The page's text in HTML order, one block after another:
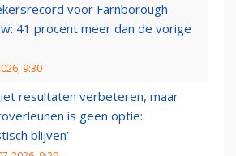
voor Farnborough
41 procent meer dan de vorige
9:30
resultaten verbeteren, maar
is geen optie:
blijven’